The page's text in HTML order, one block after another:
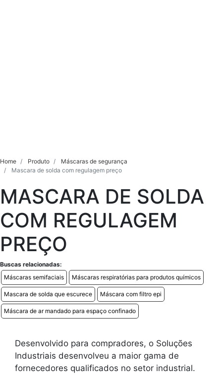
Home Produto
Máscaras de segurança
Mascara de solda com regulagem preço
MASCARA DE SOLDA
COM REGULAGEM
PREÇO
Buscas relacionadas:
Máscaras semifaciais
Máscaras respiratórias para produtos químicos
Mascara de solda que escurece Máscara com filtro epi
Máscara de ar mandado para espaço confinado
Desenvolvido para compradores, o Soluções
Industriais desenvolveu a maior gama de
fornecedores qualificados no setor industrial.